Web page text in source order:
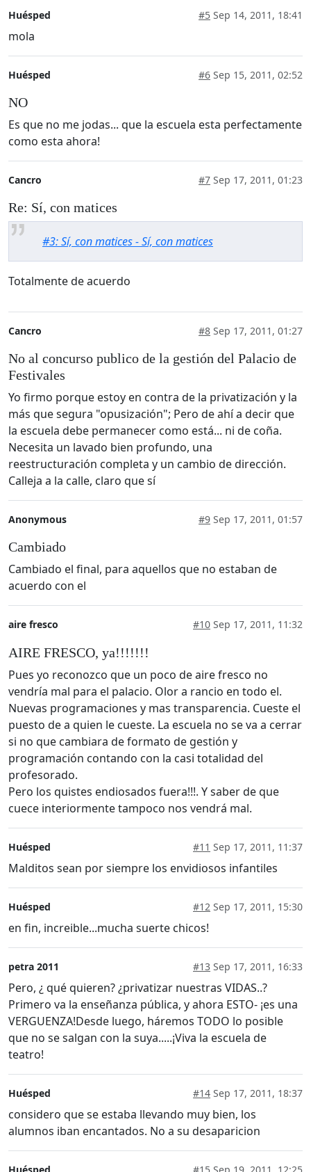
Huésped #5 Sep 14, 2011, 18:41
mola
Huésped #6 Sep 15, 2011, 02:52
NO
Es que no me jodas... que la escuela esta perfectamente
como esta ahora!
Cancro #7 Sep 17, 2011, 01:23
Re: Sí, con matices
#3: Sí, con matices - Sí, con matices
Totalmente de acuerdo
Cancro #8 Sep 17, 2011, 01:27
No al concurso publico de la gestión del Palacio de
Festivales
Yo firmo porque estoy en contra de la privatización y la
más que segura "opusización"; Pero de ahí a decir que
la escuela debe permanecer como está... ni de coña.
Necesita un lavado bien profundo, una
reestructuración completa y un cambio de dirección.
Calleja a la calle, claro que sí
Anonymous #9 Sep 17, 2011, 01:57
Cambiado
Cambiado el final, para aquellos que no estaban de
acuerdo con el
aire fresco #10 Sep 17, 2011, 11:32
AIRE FRESCO, ya!!!!!!!
Pues yo reconozco que un poco de aire fresco no
vendría mal para el palacio. Olor a rancio en todo el.
Nuevas programaciones y mas transparencia. Cueste el
puesto de a quien le cueste. La escuela no se va a cerrar
si no que cambiara de formato de gestión y
programación contando con la casi totalidad del
profesorado.
Pero los quistes endiosados fuera!!!. Y saber de que
cuece interiormente tampoco nos vendrá mal.
Huésped #11 Sep 17, 2011, 11:37
Malditos sean por siempre los envidiosos infantiles
Huésped #12 Sep 17, 2011, 15:30
en fin, increible...mucha suerte chicos!
petra 2011 #13 Sep 17, 2011, 16:33
Pero, ¿ qué quieren? ¿privatizar nuestras VIDAS..?
Primero va la enseñanza pública, y ahora ESTO- ¡es una
VERGUENZA!Desde luego, háremos TODO lo posible
que no se salgan con la suya.....¡Viva la escuela de
teatro!
Huésped #14 Sep 17, 2011, 18:37
considero que se estaba llevando muy bien, los
alumnos iban encantados. No a su desaparicion
Huésped #15 Sep 19, 2011, 12:25